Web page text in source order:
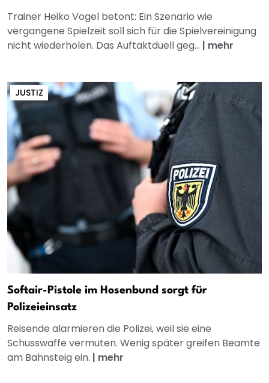
Trainer Heiko Vogel betont: Ein Szenario wie
vergangene Spielzeit soll sich für die Spielvereinigung
nicht wiederholen. Das Auftaktduell geg... | mehr
JUSTIZ
Softair-Pistole im Hosenbund sorgt für
Polizeieinsatz
Reisende alarmieren die Polizei, weil sie eine
Schusswaffe vermuten. Wenig später greifen Beamte
am Bahnsteig ein. | mehr